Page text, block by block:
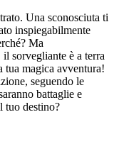
Una sconosciuta ti
inspiegabilmente
Ma
sorvegliante è a terra
magica avventura!
seguendo le
battaglie e
tuo destino?